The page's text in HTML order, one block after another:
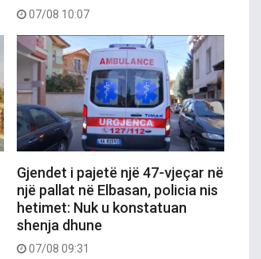
07/08 10:07
Gjendet i pajetë një 47-vjeçar në
një pallat në Elbasan, policia nis
hetimet: Nuk u konstatuan
shenja dhune
07/08 09:31